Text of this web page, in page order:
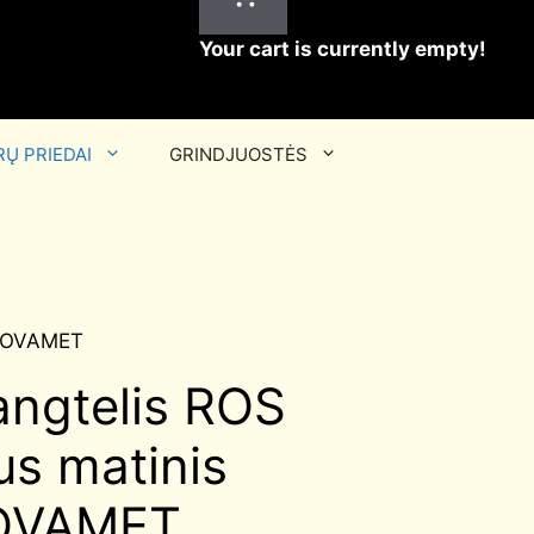
Your cart is currently empty!
PRIEDAI GRINDJUOSTĖS
ROS
matinis